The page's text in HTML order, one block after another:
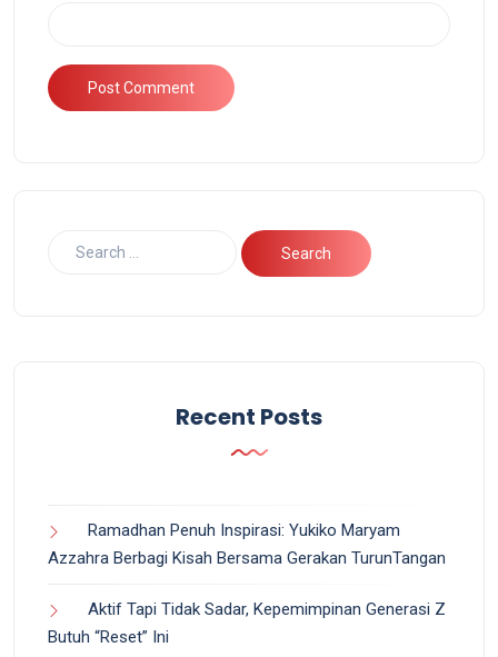
Recent Posts
Ramadhan Penuh Inspirasi: Yukiko Maryam
Azzahra Berbagi Kisah Bersama Gerakan TurunTangan
Aktif Tapi Tidak Sadar, Kepemimpinan Generasi Z
Butuh “Reset” Ini